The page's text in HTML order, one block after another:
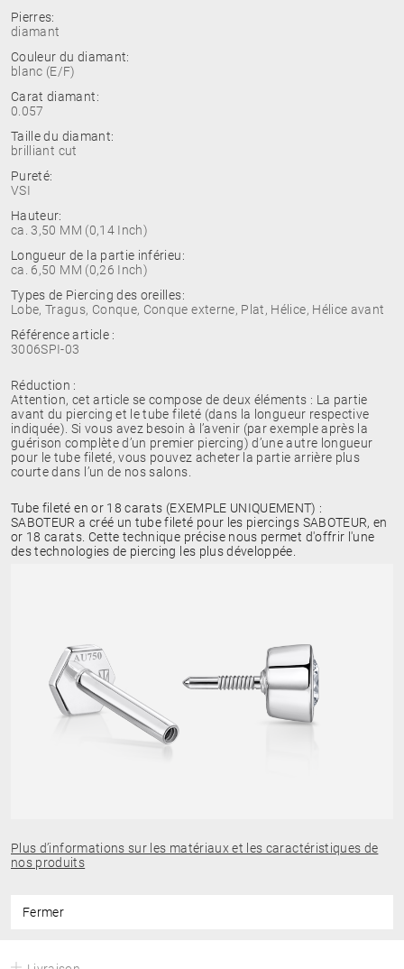
Pierres:
diamant
Couleur du diamant:
blanc (E/F)
Carat diamant:
0.057
Taille du diamant:
brilliant cut
Pureté:
VSI
Hauteur:
ca. 3,50 MM (0,14 Inch)
Longueur de la partie inférieu:
ca. 6,50 MM (0,26 Inch)
Types de Piercing des oreilles:
Lobe, Tragus, Conque, Conque externe, Plat, Hélice, Hélice avant
Référence article :
3006SPI-03
Réduction :
Attention, cet article se compose de deux éléments : La partie
avant du piercing et le tube fileté (dans la longueur respective
indiquée). Si vous avez besoin à l’avenir (par exemple après la
guérison complète d’un premier piercing) d’une autre longueur
pour le tube fileté, vous pouvez acheter la partie arrière plus
courte dans l’un de nos salons.
Tube fileté en or 18 carats (EXEMPLE UNIQUEMENT) :
SABOTEUR a créé un tube fileté pour les piercings SABOTEUR, en
or 18 carats. Cette technique précise nous permet d'offrir l'une
des technologies de piercing les plus développée.
Plus d’informations sur les matériaux et les caractéristiques de
nos produits
Fermer